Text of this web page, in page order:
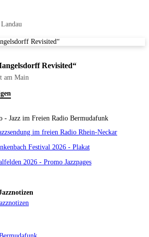
Revisited“
am Main
im freien Radio Rhein-Neckar